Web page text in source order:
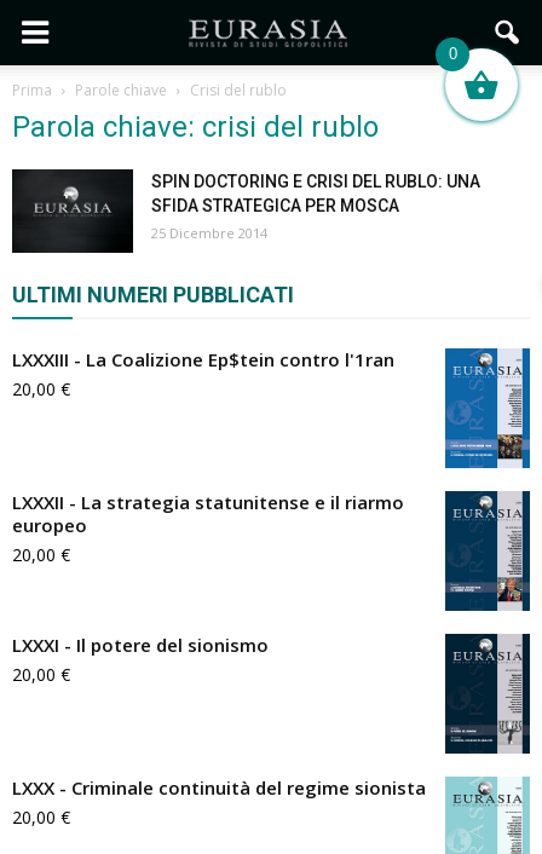
Prima Parole chiave Crisi del rublo
Parola chiave: crisi del rublo
SPIN DOCTORING E CRISI DEL RUBLO: UNA
SFIDA STRATEGICA PER MOSCA
25 Dicembre 2014
ULTIMI NUMERI PUBBLICATI
LXXXIII - La Coalizione Ep$tein contro l'1ran
20,00 €
LXXXII - La strategia statunitense e il riarmo
europeo
20,00 €
LXXXI - Il potere del sionismo
20,00 €
LXXX - Criminale continuità del regime sionista
20,00 €
0